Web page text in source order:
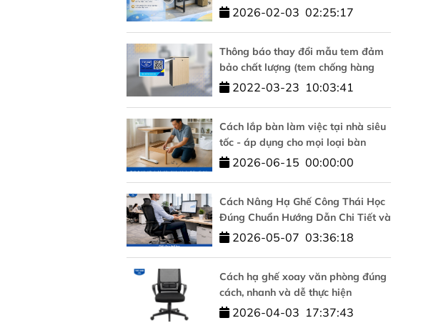
2026-02-03 02:25:17
Thông báo thay đổi mẫu tem đảm
bảo chất lượng (tem chống hàng
giả)2022-03-23 10:03:41
Cách lắp bàn làm việc tại nhà siêu
tốc - áp dụng cho mọi loại bàn
2026-06-15 00:00:00
Cách Nâng Hạ Ghế Công Thái Học
Đúng Chuẩn Hướng Dẫn Chi Tiết và
Đơn Giản
2026-05-07 03:36:18
Cách hạ ghế xoay văn phòng đúng
cách, nhanh và dễ thực hiện
2026-04-03 17:37:43